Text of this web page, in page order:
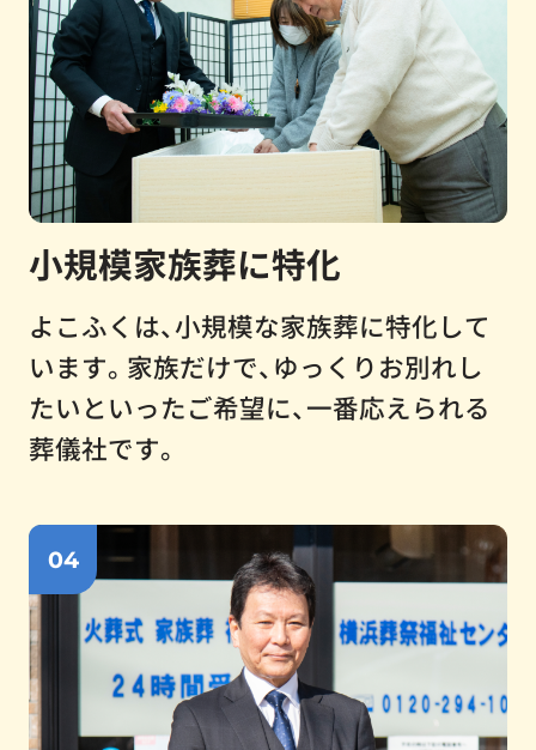
小規模家族葬に特化
よこふくは、小規模な家族葬に特化して
います。家族だけで、ゆっくりお別れし
たいといったご希望に、一番応えられる
葬儀社です。
04